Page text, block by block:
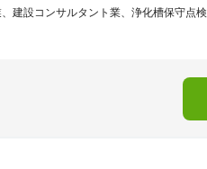
建設コンサルタント業、浄化槽保守点